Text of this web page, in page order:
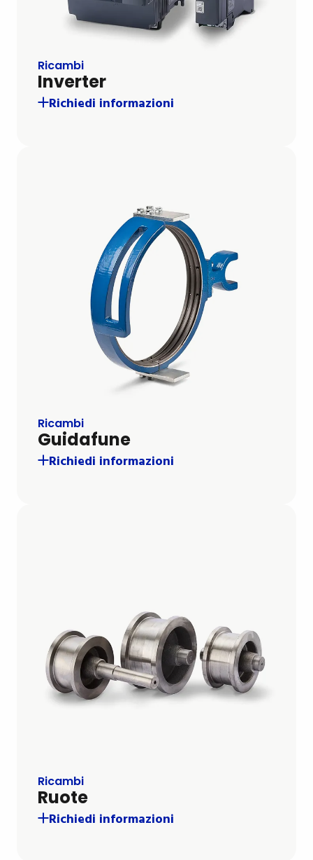
Ricambi
Inverter
Richiedi informazioni
Ricambi
Guidafune
Richiedi informazioni
Ricambi
Ruote
Richiedi informazioni